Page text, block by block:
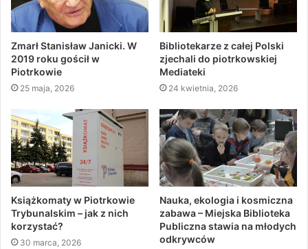
Zmarł Stanisław Janicki. W
2019 roku gościł w
Piotrkowie
25 maja, 2026
Bibliotekarze z całej Polski
zjechali do piotrkowskiej
Mediateki
24 kwietnia, 2026
Książkomaty w Piotrkowie
Trybunalskim – jak z nich
korzystać?
30 marca, 2026
Nauka, ekologia i kosmiczna
zabawa – Miejska Biblioteka
Publiczna stawia na młodych
odkrywców